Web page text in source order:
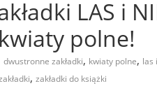
LAS i
polne!
dwustronne zakładki, kwiaty polne, las
, zakładki do książki